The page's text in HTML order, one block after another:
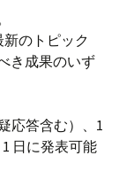
新のトピック
き成果のいず
応答含む）、1
日に発表可能